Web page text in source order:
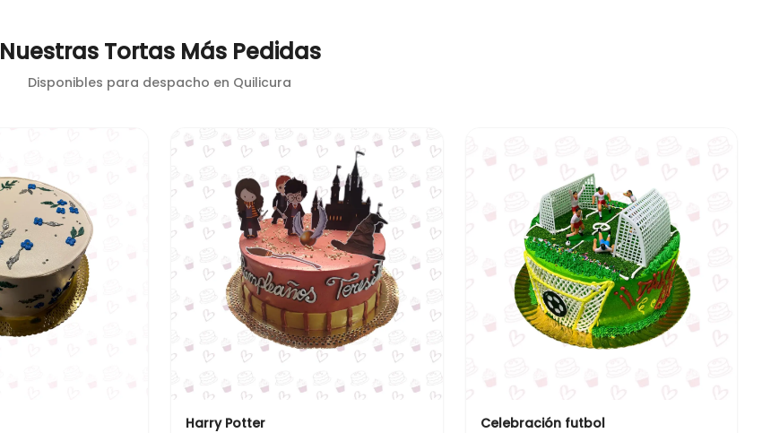
Nuestras Tortas Más Pedidas
Disponibles para despacho en Quilicura
Harry Potter Celebración futbol